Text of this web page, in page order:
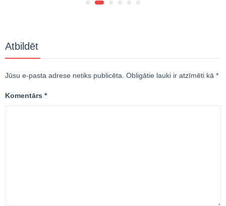
Atbildēt
Jūsu e-pasta adrese netiks publicēta. Obligātie lauki ir atzīmēti kā *
Komentārs *